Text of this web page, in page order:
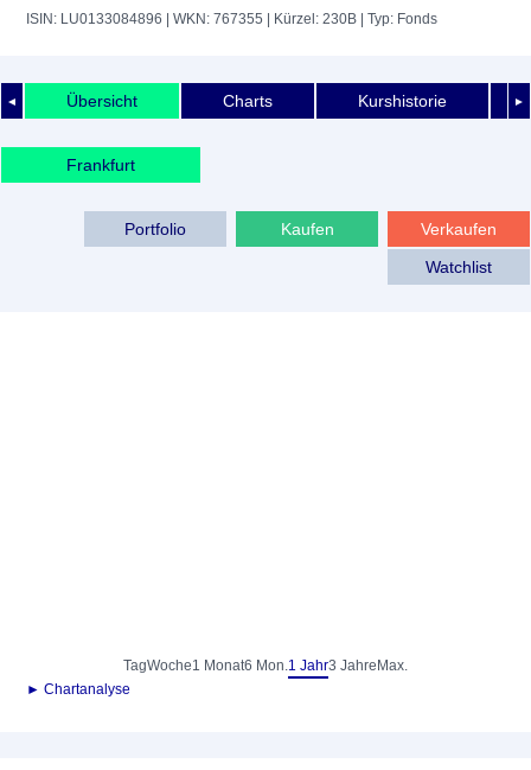
ISIN: LU0133084896 | WKN: 767355 | Kürzel: 230B | Typ: Fonds
◄ ►
Übersicht Charts Kurshistorie
Frankfurt
Verkaufen
Kaufen
Portfolio
Watchlist
TagWoche1 Monat6 Mon.1 Jahr3 Jahre Max.
► Chartanalyse